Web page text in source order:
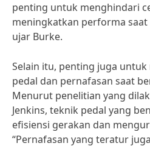
penting untuk menghindari
meningkatkan performa saat
ujar Burke.
Selain itu, penting juga
pedal dan pernafasan saat
Menurut penelitian yang
Jenkins, teknik pedal yang
efisiensi gerakan dan
“Pernafasan yang teratur